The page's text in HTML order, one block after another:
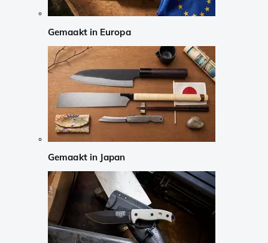
Gemaakt in Europa
Gemaakt in Japan